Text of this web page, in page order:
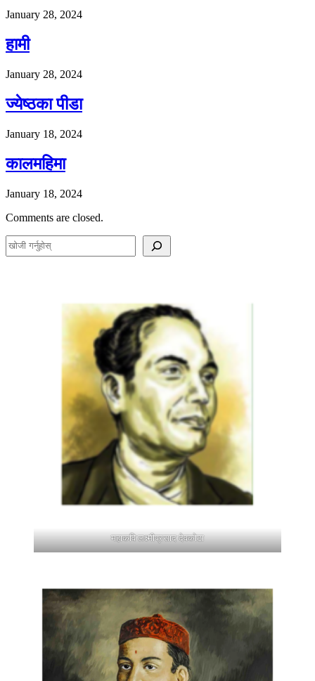
January 28, 2024
हामी
January 28, 2024
ज्येष्ठका पीडा
January 18, 2024
कालमहिमा
January 18, 2024
Comments are closed.
S
e
महाकवि लक्ष्मीप्रसाद देवकोटा